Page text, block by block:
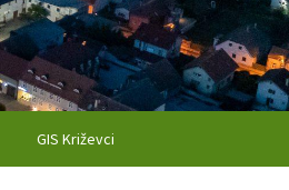
GIS Križevci